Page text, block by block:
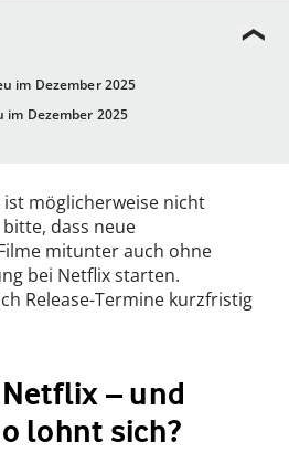
im Dezember 2025
im Dezember 2025
ist möglicherweise nicht
dass neue
mitunter auch ohne
bei Netflix starten.
Release-Termine kurzfristig
– und
lohnt sich?